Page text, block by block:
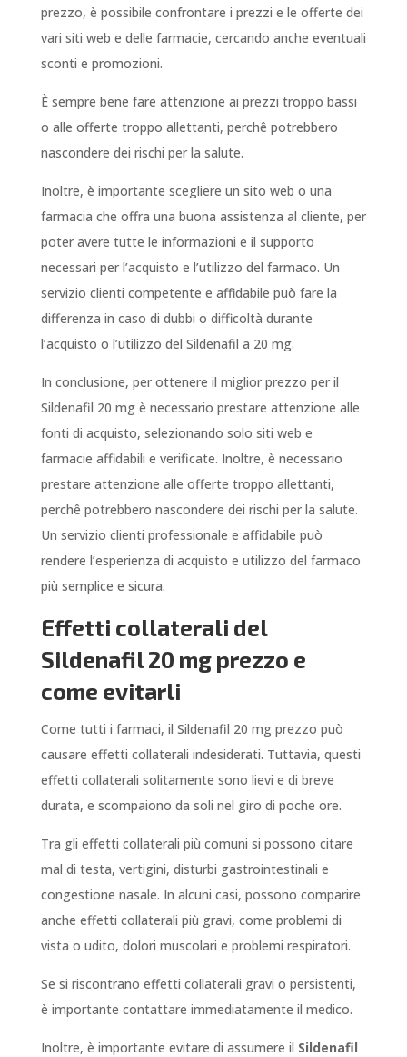
prezzo, è possibile confrontare i prezzi e le offerte dei
vari siti web e delle farmacie, cercando anche eventuali
sconti e promozioni.
È sempre bene fare attenzione ai prezzi troppo bassi
o alle offerte troppo allettanti, perchê potrebbero
nascondere dei rischi per la salute.
Inoltre, è importante scegliere un sito web o una
farmacia che offra una buona assistenza al cliente, per
poter avere tutte le informazioni e il supporto
necessari per l’acquisto e l’utilizzo del farmaco. Un
servizio clienti competente e affidabile può fare la
differenza in caso di dubbi o difficoltà durante
l’acquisto o l’utilizzo del Sildenafil a 20 mg.
In conclusione, per ottenere il miglior prezzo per il
Sildenafil 20 mg è necessario prestare attenzione alle
fonti di acquisto, selezionando solo siti web e
farmacie affidabili e verificate. Inoltre, è necessario
prestare attenzione alle offerte troppo allettanti,
perchê potrebbero nascondere dei rischi per la salute.
Un servizio clienti professionale e affidabile può
rendere l’esperienza di acquisto e utilizzo del farmaco
più semplice e sicura.
Effetti collaterali del
Sildenafil 20 mg prezzo e
come evitarli
Come tutti i farmaci, il Sildenafil 20 mg prezzo può
causare effetti collaterali indesiderati. Tuttavia, questi
effetti collaterali solitamente sono lievi e di breve
durata, e scompaiono da soli nel giro di poche ore.
Tra gli effetti collaterali più comuni si possono citare
mal di testa, vertigini, disturbi gastrointestinali e
congestione nasale. In alcuni casi, possono comparire
anche effetti collaterali più gravi, come problemi di
vista o udito, dolori muscolari e problemi respiratori.
Se si riscontrano effetti collaterali gravi o persistenti,
è importante contattare immediatamente il medico.
Inoltre, è importante evitare di assumere il Sildenafil